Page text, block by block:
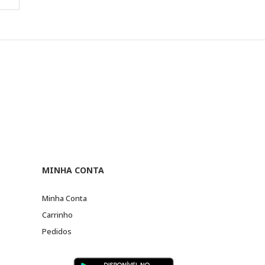
MINHA CONTA
Minha Conta
Carrinho
Pedidos